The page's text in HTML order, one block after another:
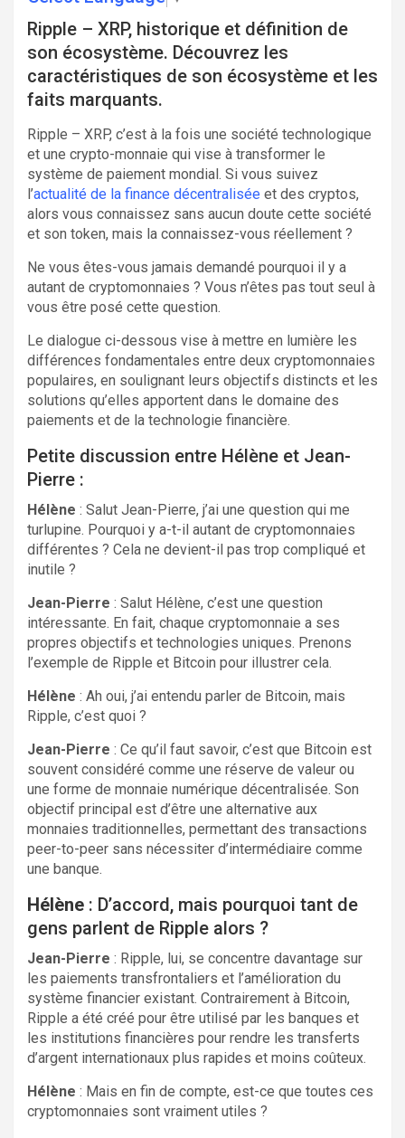
Ripple – XRP, historique et définition de
son écosystème. Découvrez les
caractéristiques de son écosystème et les
faits marquants.
Ripple – XRP, c’est à la fois une société technologique
et une crypto-monnaie qui vise à transformer le
système de paiement mondial. Si vous suivez
l’actualité de la finance décentralisée et des cryptos,
alors vous connaissez sans aucun doute cette société
et son token, mais la connaissez-vous réellement ?
Ne vous êtes-vous jamais demandé pourquoi il y a
autant de cryptomonnaies ? Vous n’êtes pas tout seul à
vous être posé cette question.
Le dialogue ci-dessous vise à mettre en lumière les
différences fondamentales entre deux cryptomonnaies
populaires, en soulignant leurs objectifs distincts et les
solutions qu’elles apportent dans le domaine des
paiements et de la technologie financière.
Petite discussion entre Hélène et Jean-
Pierre :
Hélène : Salut Jean-Pierre, j’ai une question qui me
turlupine. Pourquoi y a-t-il autant de cryptomonnaies
différentes ? Cela ne devient-il pas trop compliqué et
inutile ?
Jean-Pierre : Salut Hélène, c’est une question
intéressante. En fait, chaque cryptomonnaie a ses
propres objectifs et technologies uniques. Prenons
l’exemple de Ripple et Bitcoin pour illustrer cela.
Hélène : Ah oui, j’ai entendu parler de Bitcoin, mais
Ripple, c’est quoi ?
Jean-Pierre : Ce qu’il faut savoir, c’est que Bitcoin est
souvent considéré comme une réserve de valeur ou
une forme de monnaie numérique décentralisée. Son
objectif principal est d’être une alternative aux
monnaies traditionnelles, permettant des transactions
peer-to-peer sans nécessiter d’intermédiaire comme
une banque.
Hélène : D’accord, mais pourquoi tant de
gens parlent de Ripple alors ?
Jean-Pierre : Ripple, lui, se concentre davantage sur
les paiements transfrontaliers et l’amélioration du
système financier existant. Contrairement à Bitcoin,
Ripple a été créé pour être utilisé par les banques et
les institutions financières pour rendre les transferts
d’argent internationaux plus rapides et moins coûteux.
Hélène : Mais en fin de compte, est-ce que toutes ces
cryptomonnaies sont vraiment utiles ?